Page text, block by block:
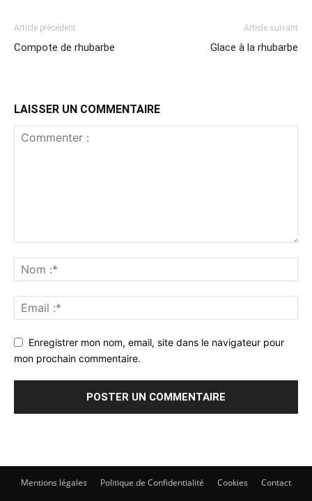
Article précédent
Compote de rhubarbe
Article suivant
Glace à la rhubarbe
LAISSER UN COMMENTAIRE
Enregistrer mon nom, email, site dans le navigateur pour
mon prochain commentaire.
Mentions légales Politique de Confidentialité Cookies Contact